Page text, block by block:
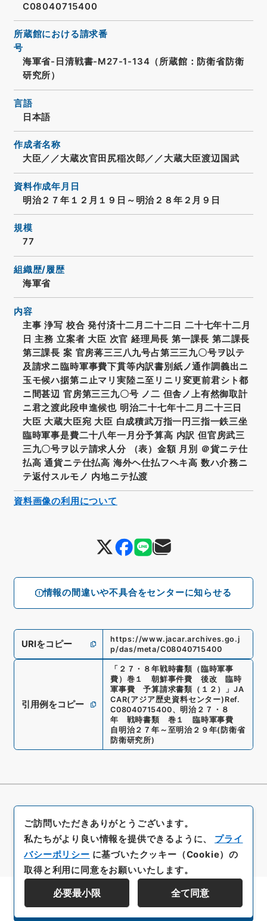
情報の間違いや不具合をセンターに知らせる
C08040715400
所蔵館における請求番
号
海軍省-日清戦書-M27-1-134（所蔵館：防衛省防衛
研究所）
言語
日本語
作成者名称
大臣／／大蔵次官田尻稲次郎／／大蔵大臣渡辺国武
資料作成年月日
明治２７年１２月１９日～明治２８年２月９日
規模
77
組織歴/履歴
海軍省
内容
主事 浄写 校合 発付済十二月二十二日 二十七年十二月
日 主務 立案者 大臣 次官 経理局長 第一課長 第二課長
第三課長 案 官房蒋三三八九号占第三三九〇号ヲ以テ
及請求ニ臨時軍事費下貫等内訳書別紙ノ通作調義出ニ
玉モ候ハ据第ニ止マリ実陸ニ至リニリ変更前君シト都
ニ間甚辺 官房第三三九〇号 ノ二 但舎ノ上有然御取計
ニ君之渡此段申進候也 明治二十七年十二月二十三日
大臣 大蔵大臣宛 大臣 白成積武万指一円三指一鉄三坐
臨時軍事是費二十八年一月分予算高 内訳 但官房武三
三九〇号ヲ以テ請求人分 （表）金額 月別 ＠貨ニテ仕
払高 通貨ニテ仕払高 海外ヘ仕払フヘキ高 数ハ介務ニ
テ返付スルモノ 内地ニテ払渡
URIをコピー
https://www.jacar.archives.go.j
p/das/meta/C08040715400
引用例をコピー
「 ２７・８年戦時書類（臨時軍事
費）巻１ 朝鮮事件費 後改 臨時
軍事費 予算請求書類（１２）
」 JA
CAR(アジア歴史資料センター) Ref.
C08040715400、明治２７・８
年 戦時書類 巻１ 臨時軍事費
自明治２７年～至明治２９年( 防衛省
防衛研究所)
資料画像の利用について
資料群階層を表示する
ご訪問いただきありがとうございます。
私たちがより良い情報を提供できるように、 プライ
バシーポリシー に基づいたクッキー（Cookie）の
取得と利用に同意をお願いいたします。
必要最小限 全て同意